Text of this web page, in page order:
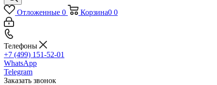
Отложенные 0 Корзина0 0
Телефоны
+7 (499) 151-52-01
WhatsApp
Telegram
Заказать звонок